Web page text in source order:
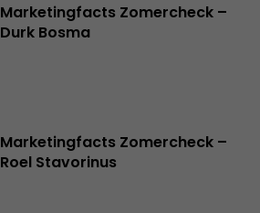
Marketingfacts Zomercheck –
Durk Bosma
Marketingfacts Zomercheck –
Roel Stavorinus